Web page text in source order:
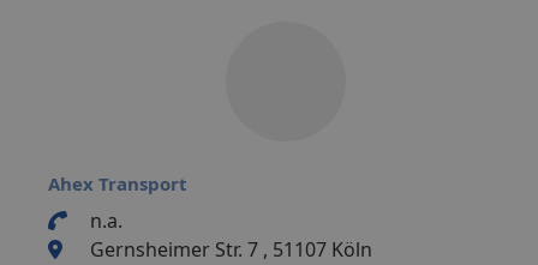
Ahex Transport
n.a.
Gernsheimer Str. 7 , 51107 Köln